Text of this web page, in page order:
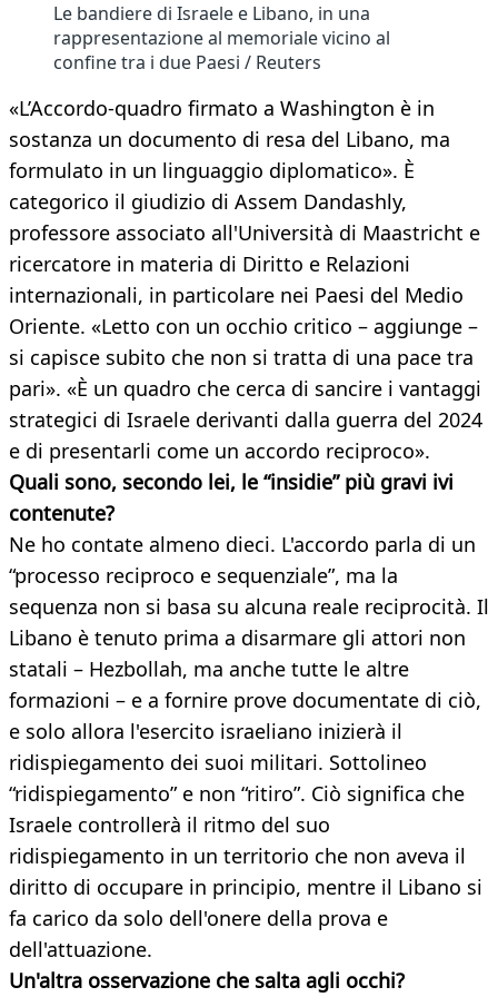
Le bandiere di Israele e Libano, in una
rappresentazione al memoriale vicino al
confine tra i due Paesi / Reuters
«L’Accordo-quadro firmato a Washington è in
sostanza un documento di resa del Libano, ma
formulato in un linguaggio diplomatico». È
categorico il giudizio di Assem Dandashly,
professore associato all'Università di Maastricht e
ricercatore in materia di Diritto e Relazioni
internazionali, in particolare nei Paesi del Medio
Oriente. «Letto con un occhio critico – aggiunge –
si capisce subito che non si tratta di una pace tra
pari». «È un quadro che cerca di sancire i vantaggi
strategici di Israele derivanti dalla guerra del 2024
e di presentarli come un accordo reciproco».
Quali sono, secondo lei, le “insidie” più gravi ivi
contenute?
Ne ho contate almeno dieci. L'accordo parla di un
“processo reciproco e sequenziale”, ma la
sequenza non si basa su alcuna reale reciprocità. Il
Libano è tenuto prima a disarmare gli attori non
statali – Hezbollah, ma anche tutte le altre
formazioni – e a fornire prove documentate di ciò,
e solo allora l'esercito israeliano inizierà il
ridispiegamento dei suoi militari. Sottolineo
“ridispiegamento” e non “ritiro”. Ciò significa che
Israele controllerà il ritmo del suo
ridispiegamento in un territorio che non aveva il
diritto di occupare in principio, mentre il Libano si
fa carico da solo dell'onere della prova e
dell'attuazione.
Un'altra osservazione che salta agli occhi?